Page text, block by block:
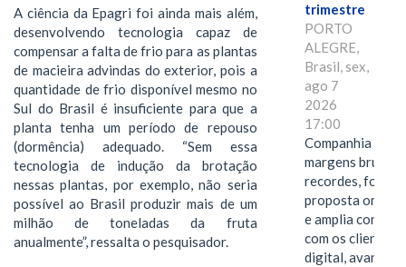
A ciência da Epagri foi ainda mais além,
desenvolvendo tecnologia capaz de
compensar a falta de frio para as plantas
de macieira advindas do exterior, pois a
quantidade de frio disponível mesmo no
Sul do Brasil é insuficiente para que a
planta tenha um período de repouso
(dormência) adequado. “Sem essa
tecnologia de indução da brotação
nessas plantas, por exemplo, não seria
possível ao Brasil produzir mais de um
milhão de toneladas da fruta
anualmente”, ressalta o pesquisador.
trimestre
PORTO
ALEGRE,
Brasil, sex,
ago 7
2026
17:00
Companhia
margens brutas
recordes,
proposta
e amplia
com os clientes
digital, avanços